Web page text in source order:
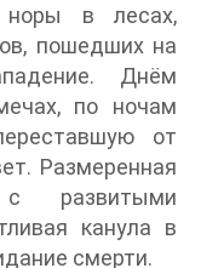
норы в лесах,
пошедших на
Днём
по ночам
от
Размеренная
развитыми
канула в
смерти.